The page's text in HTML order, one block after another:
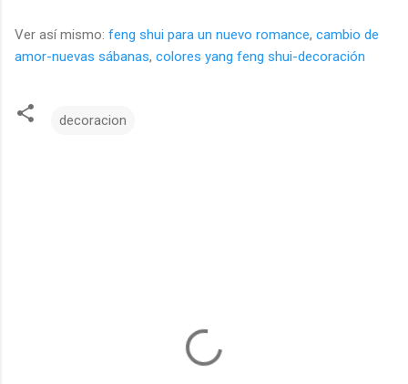
Ver así mismo: feng shui para un nuevo romance, cambio de
amor-nuevas sábanas, colores yang feng shui-decoración
decoracion